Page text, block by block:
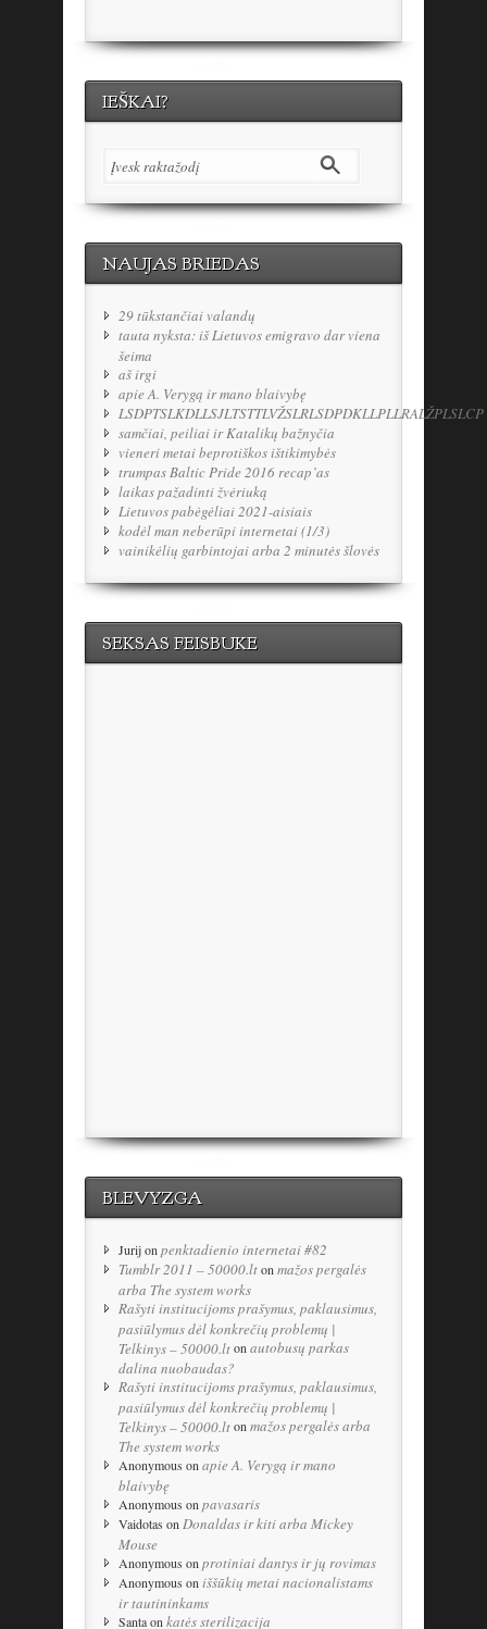
IEŠKAI?
NAUJAS BRIEDAS
29 tūkstančiai valandų
tauta nyksta: iš Lietuvos emigravo dar viena
šeima
aš irgi
apie A. Verygą ir mano blaivybę
LSDPTSLKDLLSJLTSTTLVŽSLRLSDPDKLLPLLRALŽPLSLCP
samčiai, peiliai ir Katalikų bažnyčia
vieneri metai beprotiškos ištikimybės
trumpas Baltic Pride 2016 recap’as
laikas pažadinti žvėriuką
Lietuvos pabėgėliai 2021-aisiais
kodėl man neberūpi internetai (1/3)
vainikėlių garbintojai arba 2 minutės šlovės
SEKSAS FEISBUKE
BLEVYZGA
Jurijonpenktadienio internetai #82
Tumblr 2011 – 50000.ltonmažos pergalės
arba The system works
Rašyti institucijoms prašymus, paklausimus,
pasiūlymus dėl konkrečių problemų |
Telkinys – 50000.ltonautobusų parkas
dalina nuobaudas?
Rašyti institucijoms prašymus, paklausimus,
pasiūlymus dėl konkrečių problemų |
Telkinys – 50000.ltonmažos pergalės arba
The system works
Anonymous onapie A. Verygą ir mano
blaivybę
Anonymous onpavasaris
Vaidotas onDonaldas ir kiti arba Mickey
Mouse
Anonymous onprotiniai dantys ir jų rovimas
Anonymous oniššūkių metai nacionalistams
ir tautininkams
Santaonkatės sterilizacija